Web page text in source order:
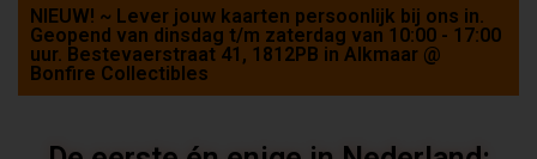
NIEUW! ~ Lever jouw kaarten persoonlijk bij ons in.
Geopend van dinsdag t/m zaterdag van 10:00 - 17:00
uur. Bestevaerstraat 41, 1812PB in Alkmaar @
Bonfire Collectibles